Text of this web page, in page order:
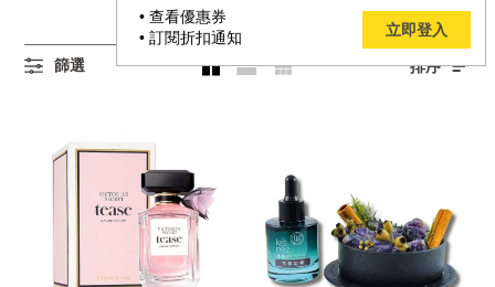
• 查看優惠券
• 訂閱折扣通知
立即登入
34
篩選 排序